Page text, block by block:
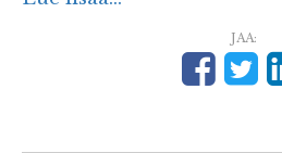
JAA: